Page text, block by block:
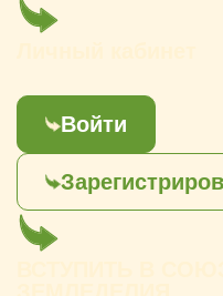
Войти